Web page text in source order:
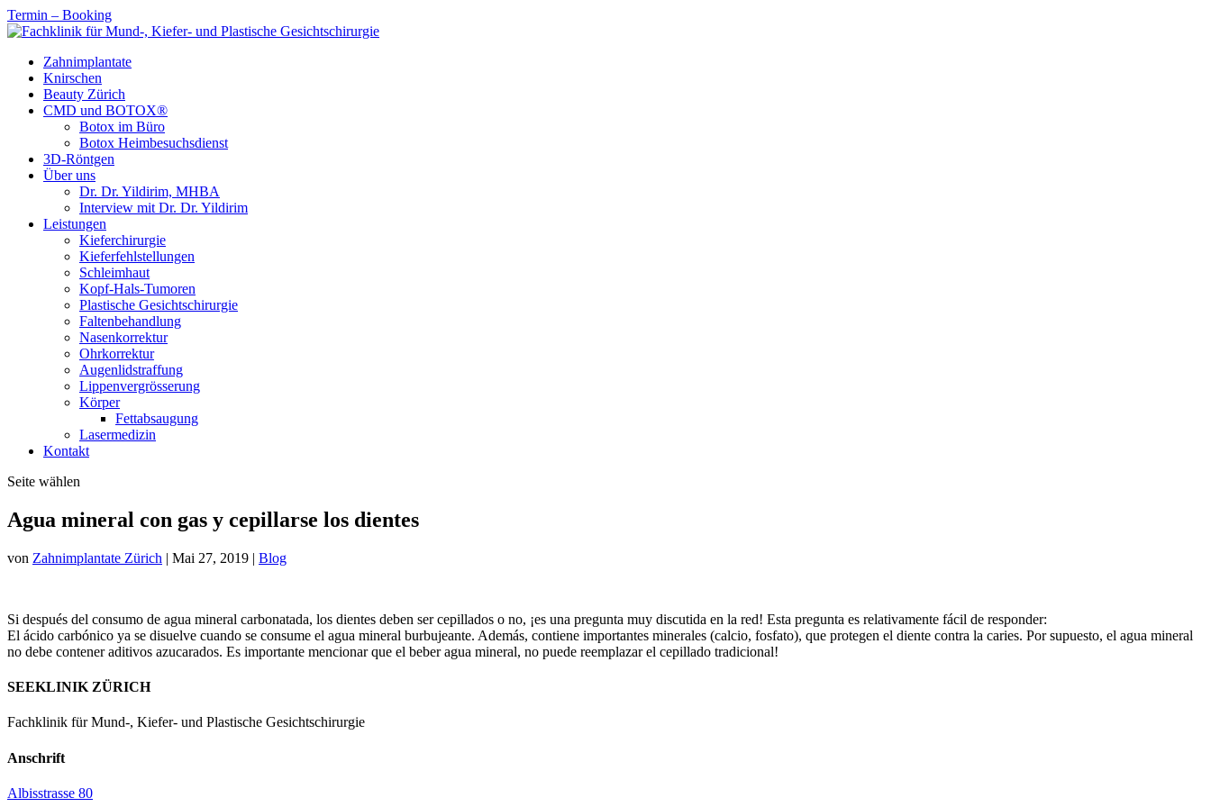
Termin – Booking
Zahnimplantate
Knirschen
Beauty Zürich
CMD und BOTOX®
Botox im Büro
Botox Heimbesuchsdienst
3D-Röntgen
Über uns
Dr. Dr. Yildirim, MHBA
Interview mit Dr. Dr. Yildirim
Leistungen
Kieferchirurgie
Kieferfehlstellungen
Schleimhaut
Kopf-Hals-Tumoren
Plastische Gesichtschirurgie
Faltenbehandlung
Nasenkorrektur
Ohrkorrektur
Augenlidstraffung
Lippenvergrösserung
Körper
Fettabsaugung
Lasermedizin
Kontakt
Seite wählen
Agua mineral con gas y cepillarse los dientes
von Zahnimplantate Zürich | Mai 27, 2019 | Blog
Si después del consumo de agua mineral carbonatada, los dientes deben ser cepillados o no, ¡es una pregunta muy discutida en la red! Esta pregunta es relativamente fácil de responder:
El ácido carbónico ya se disuelve cuando se consume el agua mineral burbujeante. Además, contiene importantes minerales (calcio, fosfato), que protegen el diente contra la caries. Por supuesto, el agua mineral
no debe contener aditivos azucarados. Es importante mencionar que el beber agua mineral, no puede reemplazar el cepillado tradicional!
SEEKLINIK ZÜRICH
Fachklinik für Mund-, Kiefer- und Plastische Gesichtschirurgie
Anschrift
Albisstrasse 80